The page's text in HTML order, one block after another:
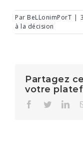
Par BeLLonimPorT |
à la décision
Partagez
votre
Facebook
Twitter